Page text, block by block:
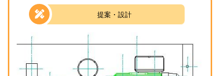
ボールねじ・リニア（ＬＭ）ガイド（直動機器）
電動シリンダ・メガトルクモーター等（メカトロ機器）
IoT・産業用ロボット等
オイレス工業
FYH
SMC
沿革
事業所案内
提案・設計